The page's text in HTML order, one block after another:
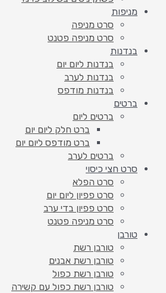
מניפות
סרט מניפה
סרט מניפה פטנט
בנדנות
בנדנות ליום יום
בנדנות לערב
בנדנות מודפס
ברטים
ברטים ליום
ברט חלק ליום יום
ברט מודפס ליום יום
ברטים לערב
סרט חצי כיסוי
סרט הפלא
סרט פפיון ליום יום
סרט פפיון בדי ערב
סרט מניפה פטנט
טורבן
טורבן רשת
טורבן רשת אבנים
טורבן רשת כפול
טורבן רשת כפול עם קשירה